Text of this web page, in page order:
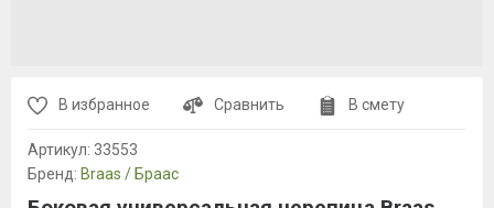
В избранное Сравнить В смету
Артикул: 33553
Бренд: Braas / Браас